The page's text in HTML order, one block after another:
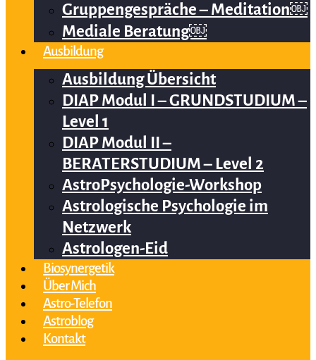
Gruppengespräche – Meditation￼
Mediale Beratung￼
Ausbildung
Ausbildung Übersicht
DIAP Modul I – GRUNDSTUDIUM –
Level 1
DIAP Modul II –
BERATERSTUDIUM – Level 2
AstroPsychologie-Workshop
Astrologische Psychologie im
Netzwerk
Astrologen-Eid
Biosynergetik
Über Mich
Astro-Telefon
Astroblog
Kontakt